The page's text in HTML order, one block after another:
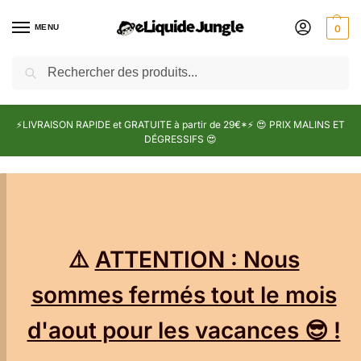
MENU 0
⚡LIVRAISON RAPIDE et GRATUITE à partir de 29€*⚡ 😍 PRIX MALINS ET
DÉGRESSIFS 😍
⚠️ ATTENTION : Nous
sommes fermés tout le mois
d'aout pour les vacances 😎 !